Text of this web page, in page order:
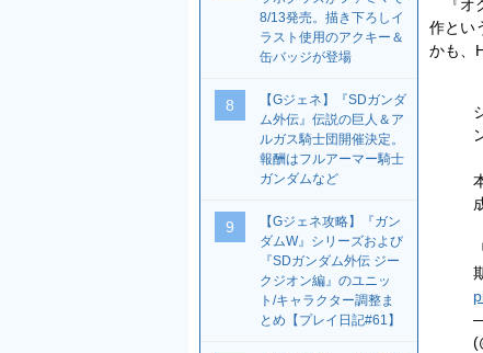
『オ
作とい
かも、
8/13発売。描き下ろしイ
ラスト使用のアクキー＆
缶バッジが登場
8
【Gジェネ】『SDガンダ
ム外伝』伝説の巨人＆ア
ルガス騎士団開催決定。
報酬はフルアーマー騎士
ガンダムなど
9
【Gジェネ攻略】『ガン
ダムW』シリーズおよび
『SDガンダム外伝 ジー
クジオン編』のユニッ
ト/キャラクター調整ま
とめ【プレイ日記#61】